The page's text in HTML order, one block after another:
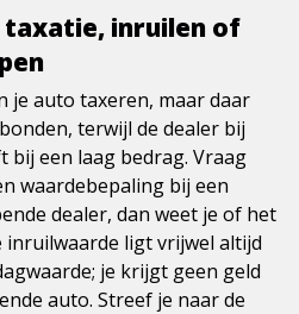
taxatie, inruilen of
je auto taxeren, maar daar
terwijl de dealer bij
een laag bedrag. Vraag
waardebepaling bij een
dealer, dan weet je of het
inruilwaarde ligt vrijwel altijd
je krijgt geen geld
auto. Streef je naar de